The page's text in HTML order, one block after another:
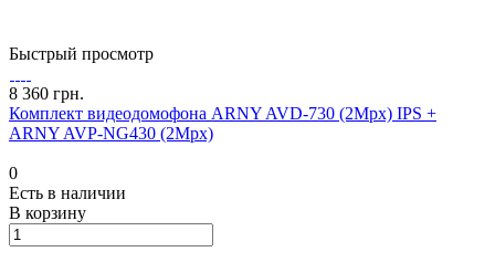
Быстрый просмотр
8 360 грн.
Комплект видеодомофона ARNY AVD-730 (2Mpx) IPS +
ARNY AVP-NG430 (2Mpx)
0
Есть в наличии
В корзину